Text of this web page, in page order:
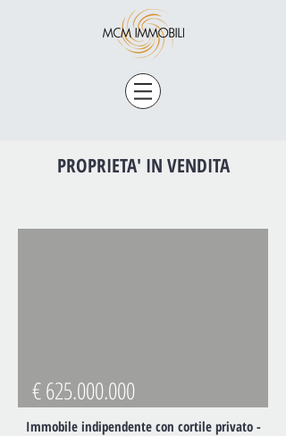
PROPRIETA' IN VENDITA
€625.000.000
Immobile indipendente con cortile privato -